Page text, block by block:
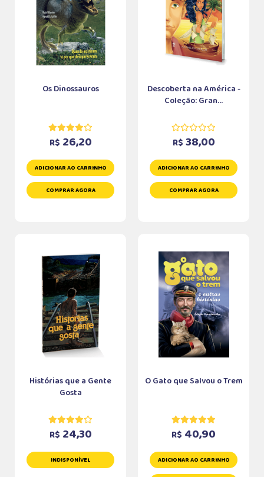
Os Dinossauros
R$ 26,20
ADICIONAR AO CARRINHO
COMPRAR AGORA
Descoberta na América -
Coleção: Gran...
R$ 38,00
ADICIONAR AO CARRINHO
COMPRAR AGORA
Histórias que a Gente
Gosta
R$ 24,30
INDISPONÍVEL
O Gato que Salvou o Trem
R$ 40,90
ADICIONAR AO CARRINHO